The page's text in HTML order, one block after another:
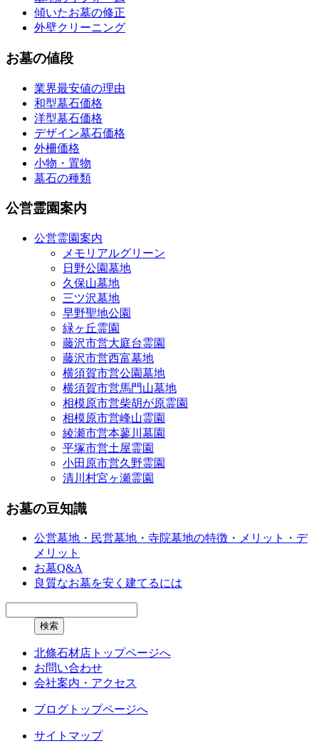
傾いたお墓の修正
外壁クリーニング
お墓の値段
業界最安値の理由
和型墓石価格
洋型墓石価格
デザイン墓石価格
外柵価格
小物・置物
墓石の種類
公営霊園案内
公営霊園案内
メモリアルグリーン
日野公園墓地
久保山墓地
三ツ沢墓地
早野聖地公園
緑ヶ丘霊園
藤沢市営大庭台霊園
藤沢市営西富墓地
横須賀市営公園墓地
横須賀市営馬門山墓地
相模原市営柴胡が原霊園
相模原市営峰山霊園
綾瀬市営本蓼川墓園
平塚市営土屋霊園
小田原市営久野霊園
清川村宮ヶ瀬霊園
お墓の豆知識
公営墓地・民営墓地・寺院墓地の特徴・メリット・デ
メリット
お墓Q&A
良質なお墓を安く建てるには
北條石材店トップページへ
お問い合わせ
会社案内・アクセス
ブログトップページへ
サイトマップ